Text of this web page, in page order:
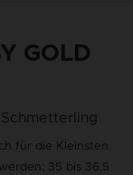
GOLD
für die Kleinsten
35 bis 36,5